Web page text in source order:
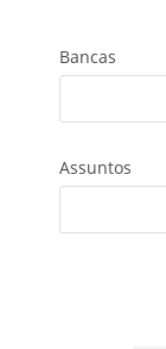
Bancas
Assuntos